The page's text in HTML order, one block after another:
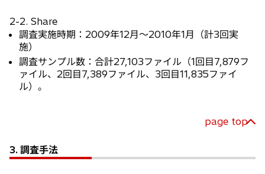
2-2. Share
調査実施時期：2009年12月～2010年1月（計3回実
施）
調査サンプル数：合計27,103ファイル（1回目7,879フ
ァイル、2回目7,389ファイル、3回目11,835ファイ
ル）。
page top
3. 調査手法